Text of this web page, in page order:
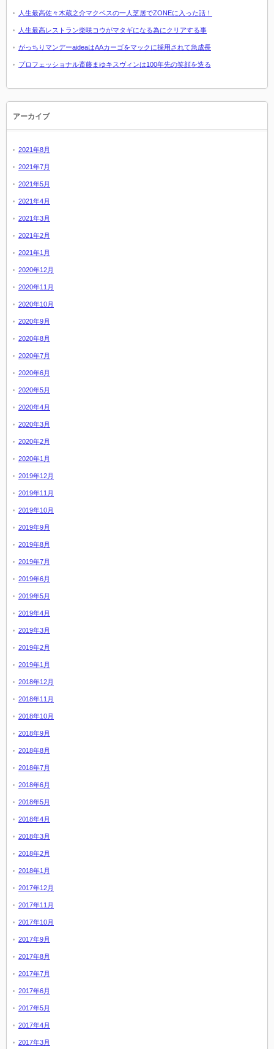
人生最高佐々木蔵之介マクベスの一人芝居でZONEに入った話！
人生最高レストラン柴咲コウがマタギになる為にクリアする事
がっちりマンデーaideaはAAカーゴをマックに採用されて急成長
プロフェッショナル斎藤まゆキスヴィンは100年先の笑顔を造る
アーカイブ
2021年8月
2021年7月
2021年5月
2021年4月
2021年3月
2021年2月
2021年1月
2020年12月
2020年11月
2020年10月
2020年9月
2020年8月
2020年7月
2020年6月
2020年5月
2020年4月
2020年3月
2020年2月
2020年1月
2019年12月
2019年11月
2019年10月
2019年9月
2019年8月
2019年7月
2019年6月
2019年5月
2019年4月
2019年3月
2019年2月
2019年1月
2018年12月
2018年11月
2018年10月
2018年9月
2018年8月
2018年7月
2018年6月
2018年5月
2018年4月
2018年3月
2018年2月
2018年1月
2017年12月
2017年11月
2017年10月
2017年9月
2017年8月
2017年7月
2017年6月
2017年5月
2017年4月
2017年3月